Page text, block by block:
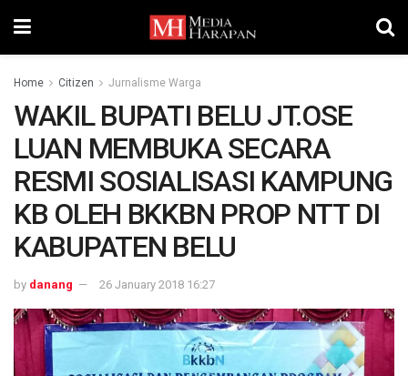
Home Citizen Jurnalisme Warga
WAKIL BUPATI BELU JT.OSE
LUAN MEMBUKA SECARA
RESMI SOSIALISASI KAMPUNG
KB OLEH BKKBN PROP NTT DI
KABUPATEN BELU
by danang 26 January 2018 16:27